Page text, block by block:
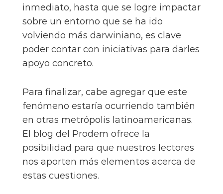
inmediato, hasta que se logre impactar
sobre un entorno que se ha ido
volviendo más darwiniano, es clave
poder contar con iniciativas para darles
apoyo concreto.
Para finalizar, cabe agregar que este
fenómeno estaría ocurriendo también
en otras metrópolis latinoamericanas.
El blog del Prodem ofrece la
posibilidad para que nuestros lectores
nos aporten más elementos acerca de
estas cuestiones.